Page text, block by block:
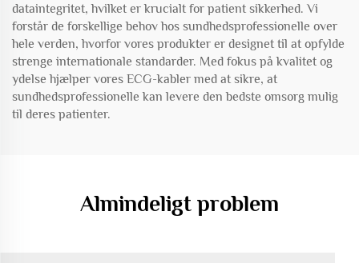
dataintegritet, hvilket er krucialt for patient sikkerhed. Vi
forstår de forskellige behov hos sundhedsprofessionelle over
hele verden, hvorfor vores produkter er designet til at opfylde
strenge internationale standarder. Med fokus på kvalitet og
ydelse hjælper vores ECG-kabler med at sikre, at
sundhedsprofessionelle kan levere den bedste omsorg mulig
til deres patienter.
Almindeligt problem